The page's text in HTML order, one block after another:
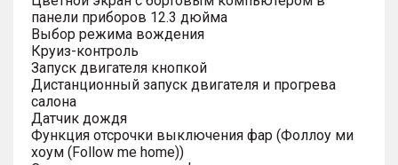
панели приборов 12.3 дюйма
Выбор режима вождения
Круиз-контроль
Запуск двигателя кнопкой
Дистанционный запуск двигателя и прогрева
салона
Датчик дождя
Функция отсрочки выключения фар (Фоллоу ми
хоум (Follow me home))